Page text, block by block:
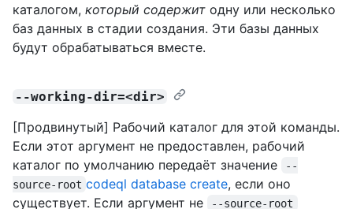
каталогом, который содержит одну или несколько
баз данных в стадии создания. Эти базы данных
будут обрабатываться вместе.
--working-dir=<dir>
[Продвинутый] Рабочий каталог для этой команды.
Если этот аргумент не предоставлен, рабочий
каталог по умолчанию передаёт значение
--
source-root codeql database create, если оно
существует. Если аргумент не
--source-root